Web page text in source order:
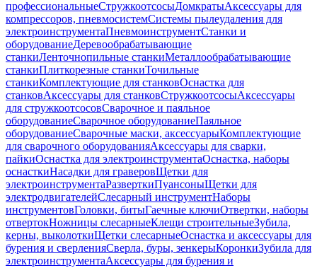
профессиональныеСтружкоотсосыДомкратыАксессуары для
компрессоров, пневмосистемСистемы пылеудаления для
электроинструментаПневмоинструментСтанки и
оборудованиеДеревообрабатывающие
станкиЛенточнопильные станкиМеталлообрабатывающие
станкиПлиткорезные станкиТочильные
станкиКомплектующие для станковОснастка для
станковАксессуары для станковСтружкоотсосыАксессуары
для стружкоотсосовСварочное и паяльное
оборудованиеСварочное оборудованиеПаяльное
оборудованиеСварочные маски, аксессуарыКомплектующие
для сварочного оборудованияАксессуары для сварки,
пайкиОснастка для электроинструментаОснастка, наборы
оснасткиНасадки для граверовЩетки для
электроинструментаРазверткиПуансоныЩетки для
электродвигателейСлесарный инструментНаборы
инструментовГоловки, битыГаечные ключиОтвертки, наборы
отвертокНожницы слесарныеКлещи строительныеЗубила,
керны, выколоткиЩетки слесарныеОснастка и аксессуары для
бурения и сверленияСверла, буры, зенкерыКоронкиЗубила для
электроинструментаАксессуары для бурения и